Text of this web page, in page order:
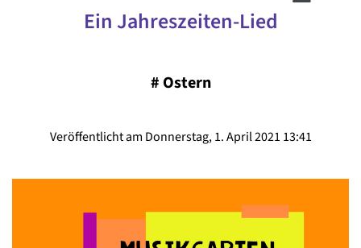
Ein Jahreszeiten-Lied
# Ostern
Veröffentlicht am Donnerstag, 1. April 2021 13:41